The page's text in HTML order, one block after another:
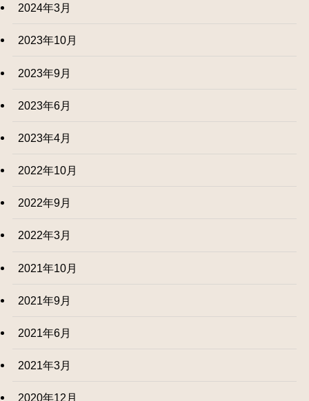
2024年3月
2023年10月
2023年9月
2023年6月
2023年4月
2022年10月
2022年9月
2022年3月
2021年10月
2021年9月
2021年6月
2021年3月
2020年12月